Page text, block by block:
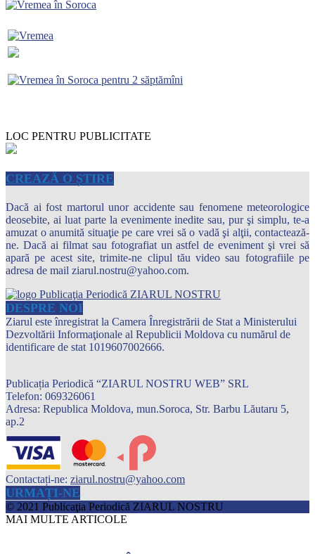
LOC PENTRU PUBLICITATE
CREAZĂ O ȘTIRE
Dacă ai fost martorul unor accidente sau fenomene meteorologice
deosebite, ai luat parte la evenimente inedite sau, pur şi simplu, te-a
amuzat o anumită situaţie pe care vrei să o vadă şi alţii, contactează-
ne. Dacă ai filmat sau fotografiat un astfel de eveniment şi vrei să
apară pe acest site, trimite-ne clipul tău video sau fotografiile pe
adresa de mail ziarul.nostru@yahoo.com.
DESPRE NOI
Ziarul este înregistrat la Camera Înregistrării de Stat a Ministerului
Dezvoltării Informaţionale al Republicii Moldova cu numărul de
identificare de stat 1019607002666.
Publicația Periodică “ZIARUL NOSTRU WEB” SRL
Telefon: 069326061
Adresa: Republica Moldova, mun.Soroca, Str. Barbu Lăutaru 5,
ap.2
Contactați-ne: ziarul.nostru@yahoo.com
URMAȚI-NE
© 2021 Publicaţia Periodică ZIARUL NOSTRU
MAI MULTE ARTICOLE